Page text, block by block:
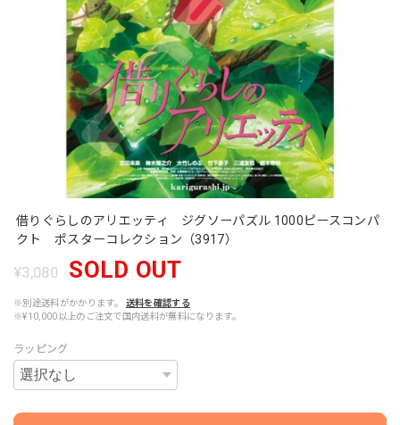
借りぐらしのアリエッティ ジグソーパズル 1000ピースコンパ
クト ポスターコレクション（3917）
¥3,080 SOLD OUT
※別途送料がかかります。
送料を確認する
※¥10,000以上のご注文で国内送料が無料になります。
ラッピング